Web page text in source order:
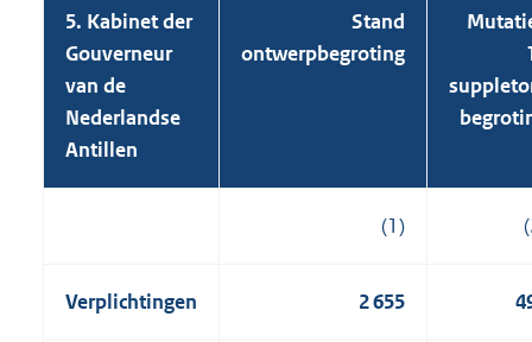
5. Kabinet der
Gouverneur
van de
Nederlandse
Antillen
Stand
ontwerpbegroting
(1)
Verplichtingen 2 655